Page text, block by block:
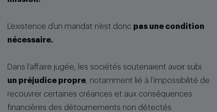
L’existence d’un mandat n’est donc pas une condition
nécessaire.
Dans l’affaire jugée, les sociétés soutenaient avoir subi
un préjudice propre , notamment lié à l’impossibilité de
recouvrer certaines créances et aux conséquences
financières des détournements non détectés.